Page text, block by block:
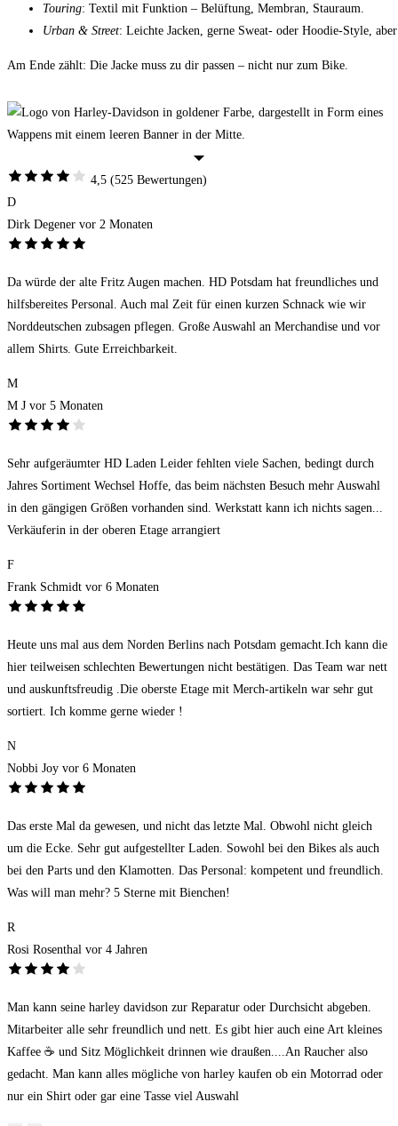
Touring: Textil mit Funktion – Belüftung, Membran, Stauraum.
Urban & Street: Leichte Jacken, gerne Sweat- oder Hoodie-Style,
Am Ende zählt: Die Jacke muss zu dir passen – nicht nur zum Bike.
4,5 (525 Bewertungen)
D
Dirk Degener vor 2 Monaten
Da würde der alte Fritz Augen machen. HD Potsdam hat freundliches und
hilfsbereites Personal. Auch mal Zeit für einen kurzen Schnack wie wir
Norddeutschen zubsagen pflegen. Große Auswahl an Merchandise und vor
allem Shirts. Gute Erreichbarkeit.
M
M J vor 5 Monaten
Sehr aufgeräumter HD Laden Leider fehlten viele Sachen, bedingt durch
Jahres Sortiment Wechsel Hoffe, das beim nächsten Besuch mehr Auswahl
in den gängigen Größen vorhanden sind. Werkstatt kann ich nichts sagen...
Verkäuferin in der oberen Etage arrangiert
F
Frank Schmidt vor 6 Monaten
Heute uns mal aus dem Norden Berlins nach Potsdam gemacht.Ich kann die
hier teilweisen schlechten Bewertungen nicht bestätigen. Das Team war nett
und auskunftsfreudig .Die oberste Etage mit Merch-artikeln war sehr gut
sortiert. Ich komme gerne wieder !
N
Nobbi Joy vor 6 Monaten
Das erste Mal da gewesen, und nicht das letzte Mal. Obwohl nicht gleich
um die Ecke. Sehr gut aufgestellter Laden. Sowohl bei den Bikes als auch
bei den Parts und den Klamotten. Das Personal: kompetent und freundlich.
Was will man mehr? 5 Sterne mit Bienchen!
R
Rosi Rosenthal vor 4 Jahren
Man kann seine harley davidson zur Reparatur oder Durchsicht abgeben.
Mitarbeiter alle sehr freundlich und nett. Es gibt hier auch eine Art kleines
Kaffee ☕ und Sitz Möglichkeit drinnen wie draußen....An Raucher also
gedacht. Man kann alles mögliche von harley kaufen ob ein Motorrad oder
nur ein Shirt oder gar eine Tasse viel Auswahl